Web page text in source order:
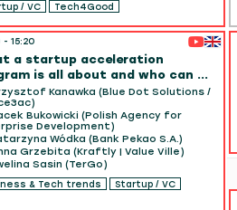
/ VC
Tech4Good
- 15:20
a startup acceleration
is all about and who can ...
Kanawka (Blue Dot Solutions /
Bukowicki (Polish Agency for
Development)
Wódka (Bank Pekao S.A.)
Grzebita (Kraftly | Value Ville)
Sasin (TerGo)
& Tech trends
Startup / VC